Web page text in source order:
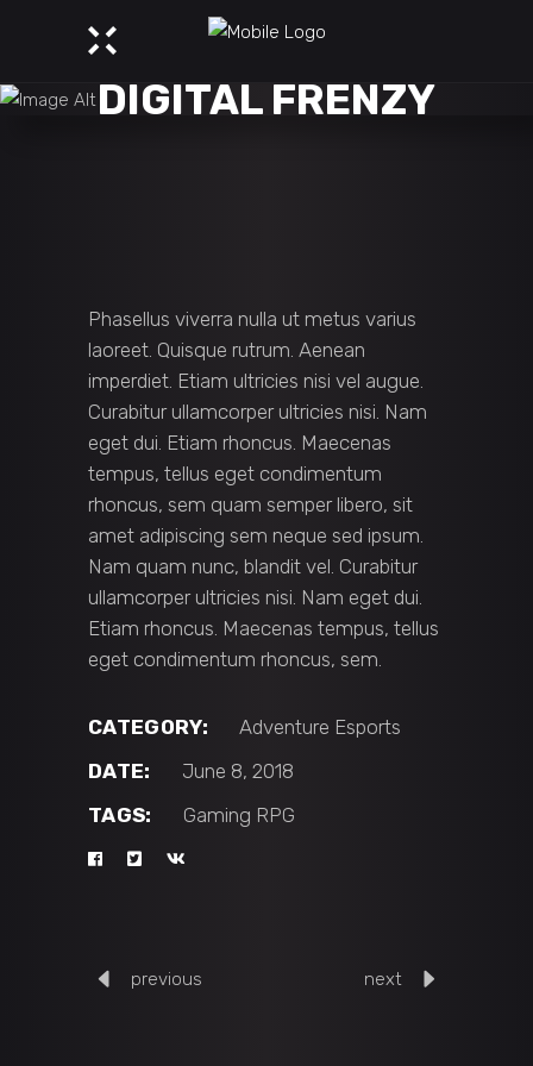
DIGITAL FRENZY
Phasellus viverra nulla ut metus varius
laoreet. Quisque rutrum. Aenean
imperdiet. Etiam ultricies nisi vel augue.
Curabitur ullamcorper ultricies nisi. Nam
eget dui. Etiam rhoncus. Maecenas
tempus, tellus eget condimentum
rhoncus, sem quam semper libero, sit
amet adipiscing sem neque sed ipsum.
Nam quam nunc, blandit vel. Curabitur
ullamcorper ultricies nisi. Nam eget dui.
Etiam rhoncus. Maecenas tempus, tellus
eget condimentum rhoncus, sem.
CATEGORY: Adventure Esports
DATE:
June 8, 2018
TAGS:
Gaming RPG
previous next